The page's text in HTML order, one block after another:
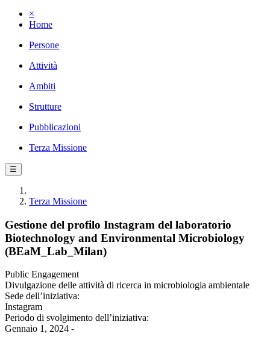
×
Home
Persone
Attività
Ambiti
Strutture
Pubblicazioni
Terza Missione
☰
Terza Missione
Gestione del profilo Instagram del laboratorio
Biotechnology and Environmental Microbiology
(BEaM_Lab_Milan)
Public Engagement
Divulgazione delle attività di ricerca in microbiologia ambientale
Sede dell’iniziativa:
Instagram
Periodo di svolgimento dell’iniziativa:
Gennaio 1, 2024 -